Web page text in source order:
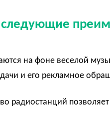
на фоне веселой
и его рекламное
радиостанций